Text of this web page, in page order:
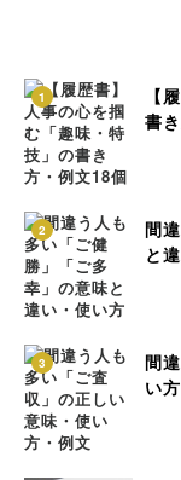
1
【
書
2
間
と
3
間
い